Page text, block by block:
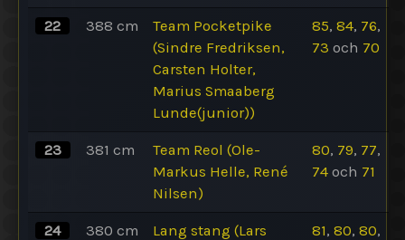
22 388 cm
Team Pocketpike
(Sindre Fredriksen,
Carsten Holter,
Marius Smaaberg
Lunde(junior))
85, 84, 76,
73 och 70
23 381 cm
Team Reol (Ole-
Markus Helle, René
Nilsen)
80, 79, 77,
74 och 71
24 380 cm
Lang stang (Lars
81, 80, 80,